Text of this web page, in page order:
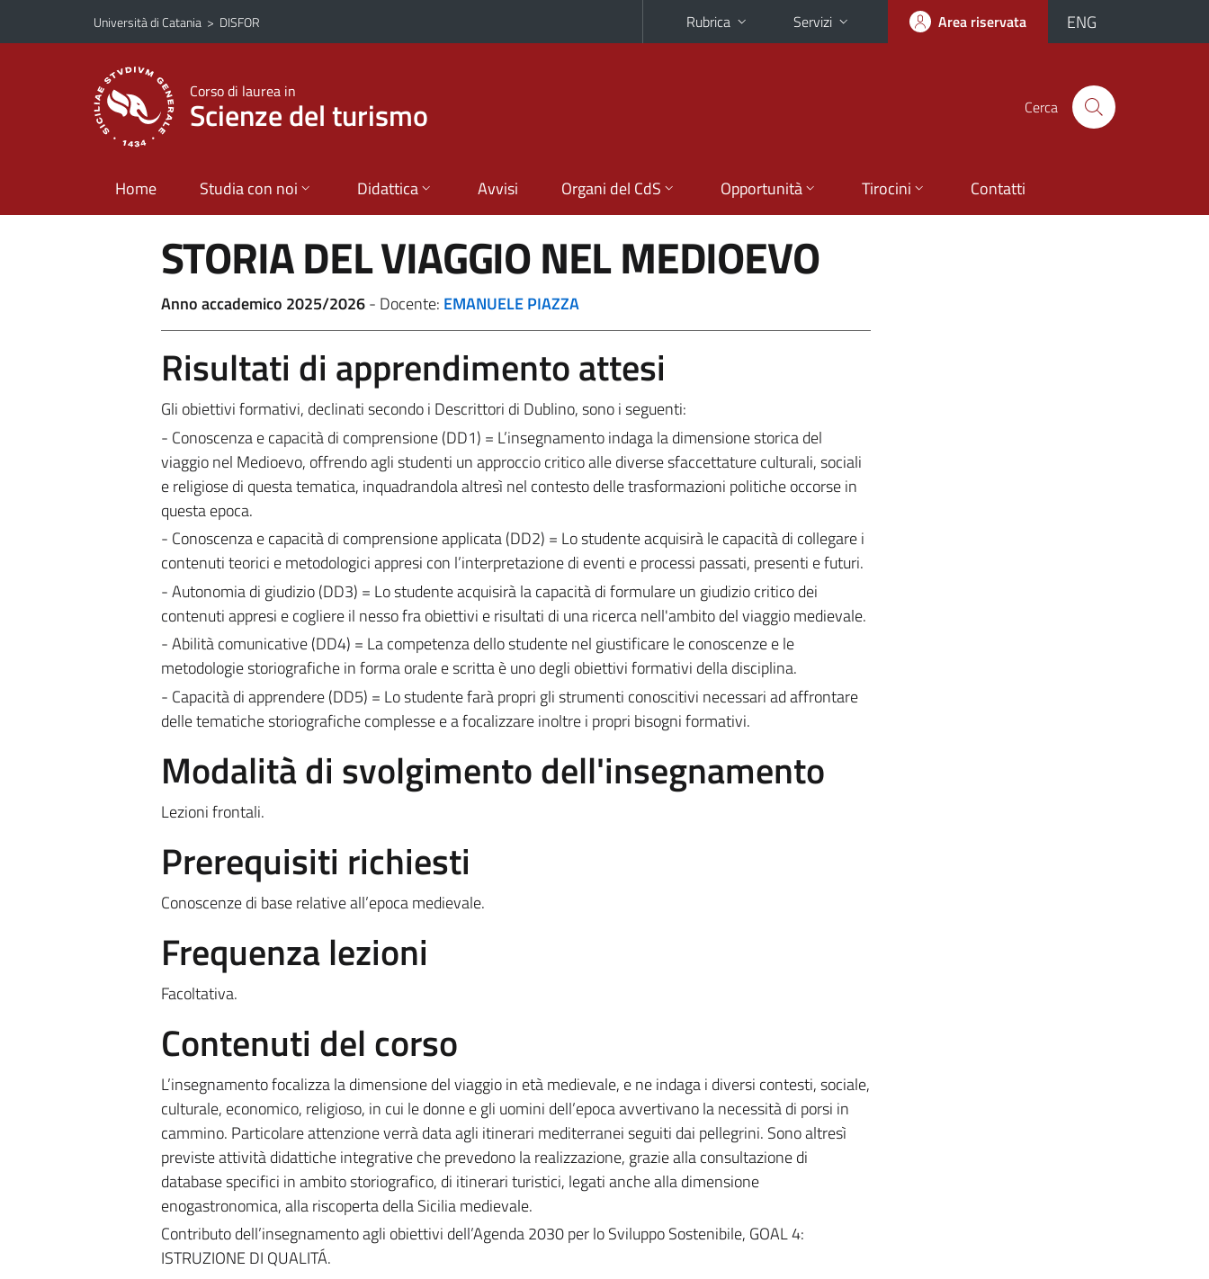
Vai al contenuto principale
Vai al menu di navigazione
Università di Catania > DISFOR Rubrica Servizi Area riservata ENG
Corso di laurea in
Scienze del turismo Cerca
Home Studia con noi Didattica Avvisi Organi del CdS Opportunità Tirocini Contatti
STORIA DEL VIAGGIO NEL MEDIOEVO
Anno accademico 2025/2026- Docente: EMANUELE PIAZZA
Risultati di apprendimento attesi
Gli obiettivi formativi, declinati secondo i Descrittori di Dublino, sono i seguenti:
- Conoscenza e capacità di comprensione (DD1) = L’insegnamento indaga la dimensione storica del
viaggio nel Medioevo, offrendo agli studenti un approccio critico alle diverse sfaccettature culturali, sociali
e religiose di questa tematica, inquadrandola altresì nel contesto delle trasformazioni politiche occorse in
questa epoca.
- Conoscenza e capacità di comprensione applicata (DD2) = Lo studente acquisirà le capacità di collegare i
contenuti teorici e metodologici appresi con l’interpretazione di eventi e processi passati, presenti e futuri.
- Autonomia di giudizio (DD3) = Lo studente acquisirà la capacità di formulare un giudizio critico dei
contenuti appresi e cogliere il nesso fra obiettivi e risultati di una ricerca nell'ambito del viaggio medievale.
- Abilità comunicative (DD4) = La competenza dello studente nel giustificare le conoscenze e le
metodologie storiografiche in forma orale e scritta è uno degli obiettivi formativi della disciplina.
- Capacità di apprendere (DD5) = Lo studente farà propri gli strumenti conoscitivi necessari ad affrontare
delle tematiche storiografiche complesse e a focalizzare inoltre i propri bisogni formativi.
Modalità di svolgimento dell'insegnamento
Lezioni frontali.
Prerequisiti richiesti
Conoscenze di base relative all’epoca medievale.
Frequenza lezioni
Facoltativa.
Contenuti del corso
L’insegnamento focalizza la dimensione del viaggio in età medievale, e ne indaga i diversi contesti, sociale,
culturale, economico, religioso, in cui le donne e gli uomini dell’epoca avvertivano la necessità di porsi in
cammino. Particolare attenzione verrà data agli itinerari mediterranei seguiti dai pellegrini. Sono altresì
previste attività didattiche integrative che prevedono la realizzazione, grazie alla consultazione di
database specifici in ambito storiografico, di itinerari turistici, legati anche alla dimensione
enogastronomica, alla riscoperta della Sicilia medievale.
Contributo dell’insegnamento agli obiettivi dell’Agenda 2030 per lo Sviluppo Sostenibile, GOAL 4:
ISTRUZIONE DI QUALITÁ.